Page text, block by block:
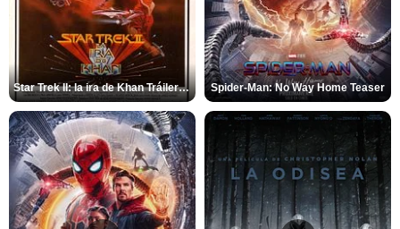
Star Trek II: la ira de Khan Tráiler VO Spider-Man: No Way Home Teaser